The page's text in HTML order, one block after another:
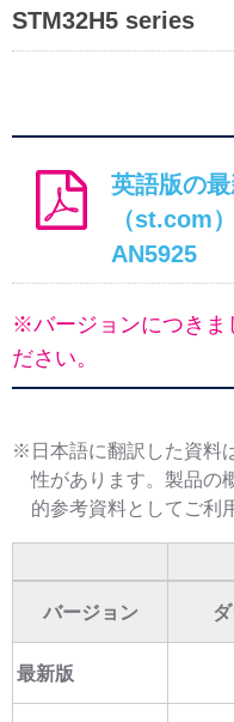
STM32H5 series
英語版の
（st.com）
AN5925
※バージョンにつきま
ださい。
※日本語に翻訳した資料
性があります。製品の
的参考資料としてご利
バージョン
最新版